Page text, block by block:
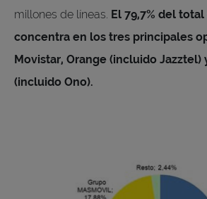
millones de líneas. El 79,7% del
concentra en los tres principales
Movistar, Orange (incluido Jazztel)
(incluido Ono).